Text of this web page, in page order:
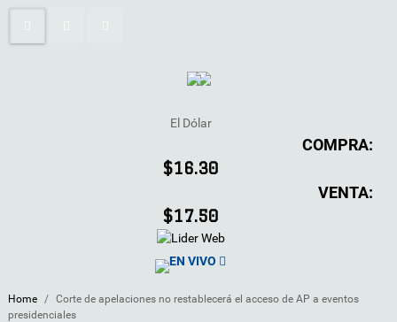
El Dólar
COMPRA:
$16.30
VENTA:
$17.50
EN VIVO
Home / Corte de apelaciones no restablecerá el acceso de AP a eventos
presidenciales